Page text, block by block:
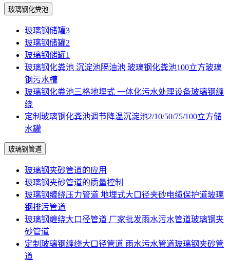
玻璃钢化粪池
玻璃钢储罐3
玻璃钢储罐2
玻璃钢储罐1
玻璃钢化粪池 沉淀池隔油池 玻璃钢化粪池100立方玻璃
钢污水槽
玻璃钢化粪池三格地埋式 一体化污水处理设备玻璃钢缠
绕
定制玻璃钢化粪池调节降温沉淀池2/10/50/75/100立方储
水罐
玻璃钢管道
玻璃钢夹砂管道的应用
玻璃钢夹砂管道的质量控制
玻璃钢缠绕压力管道 地埋式大口径夹砂电缆保护道玻璃
钢排污管道
玻璃钢缠绕大口径管道 厂家批发雨水污水管道玻璃钢夹
砂管道
定制玻璃钢缠绕大口径管道 雨水污水管道玻璃钢夹砂管
道